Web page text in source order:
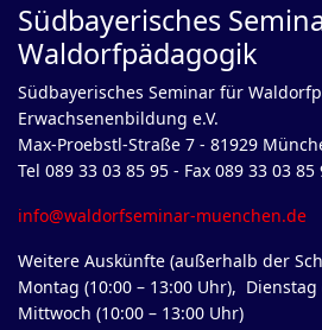
Südbayerisches
Waldorfpädagogik
Südbayerisches Seminar für
Erwachsenenbildung
Max-Proebstl-Straße 7 - 81929
Tel 089 33 03 85 95 - Fax 089 33 03 85
info@waldorfseminar-muenchen.de
Weitere Auskünfte (außerhalb der
Montag (10:00 – 13:00 Uhr),
Mittwoch (10:00 – 13:00 Uhr)